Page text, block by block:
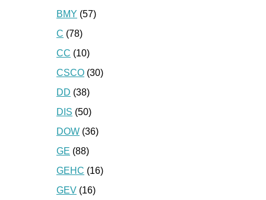
BMY (57)
C (78)
CC (10)
CSCO (30)
DD (38)
DIS (50)
DOW (36)
GE (88)
GEHC (16)
GEV (16)